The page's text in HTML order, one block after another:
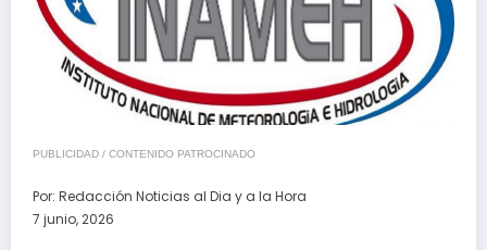
PUBLICIDAD / CONTENIDO PATROCINADO
Por: Redacción Noticias al Dia y a la Hora
7 junio, 2026